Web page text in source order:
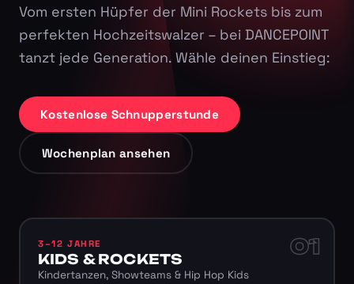
Vom ersten Hüpfer der Mini Rockets bis zum
perfekten Hochzeitswalzer – bei DANCEPOINT
tanzt jede Generation. Wähle deinen Einstieg:
Kostenlose Schnupperstunde
Wochenplan ansehen
01
3–12 JAHRE
KIDS & ROCKETS
Kindertanzen, Showteams & Hip Hop Kids